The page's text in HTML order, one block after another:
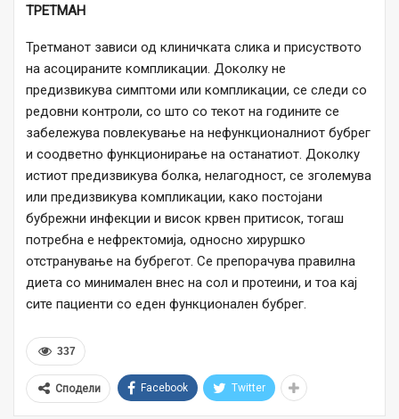
ТРЕТМАН
Третманот зависи од клиничката слика и присуството
на асоцираните компликации. Доколку не
предизвикува симптоми или компликации, се следи со
редовни контроли, со што со текот на годините се
забележува повлекување на нефункционалниот бубрег
и соодветно функционирање на останатиот. Доколку
истиот предизвикува болка, нелагодност, се зголемува
или предизвикува компликации, како постојани
бубрежни инфекции и висок крвен притисок, тогаш
потребна е нефректомија, односно хируршко
отстранување на бубрегот. Се препорачува правилна
диета со минимален внес на сол и протеини, и тоа кај
сите пациенти со еден функционален бубрег.
337
Сподели Facebook Twitter